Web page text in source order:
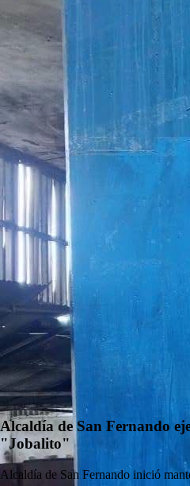
Alcaldía de San Fernando
"Jobalito"
Alcaldía de San Fernando inició